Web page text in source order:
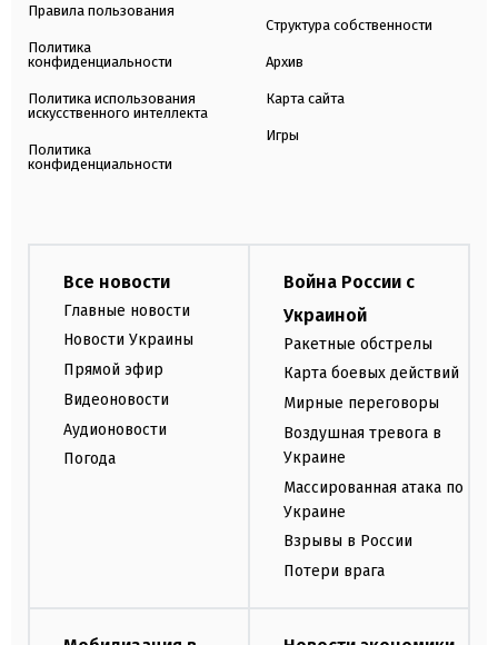
Правила пользования
Политика
конфиденциальности
Политика использования
искусственного интеллекта
Политика
конфиденциальности
Структура собственности
Архив
Карта сайта
Игры
Все новости
Главные новости
Новости Украины
Прямой эфир
Видеоновости
Аудионовости
Погода
Война России с
Украиной
Ракетные обстрелы
Карта боевых действий
Мирные переговоры
Воздушная тревога в
Украине
Массированная атака по
Украине
Взрывы в России
Потери врага